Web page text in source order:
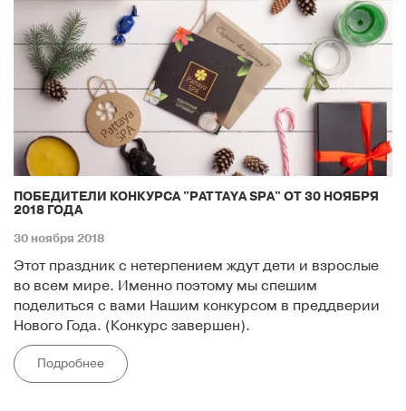
ПОБЕДИТЕЛИ КОНКУРСА "PATTAYA SPA" ОТ 30 НОЯБРЯ
2018 ГОДА
30 ноября 2018
Этот праздник с нетерпением ждут дети и взрослые
во всем мире. Именно поэтому мы спешим
поделиться с вами Нашим конкурсом в преддверии
Нового Года. (Конкурс завершен).
Подробнее